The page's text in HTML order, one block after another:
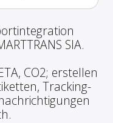
SIA.
CO2; erstellen
Tracking-